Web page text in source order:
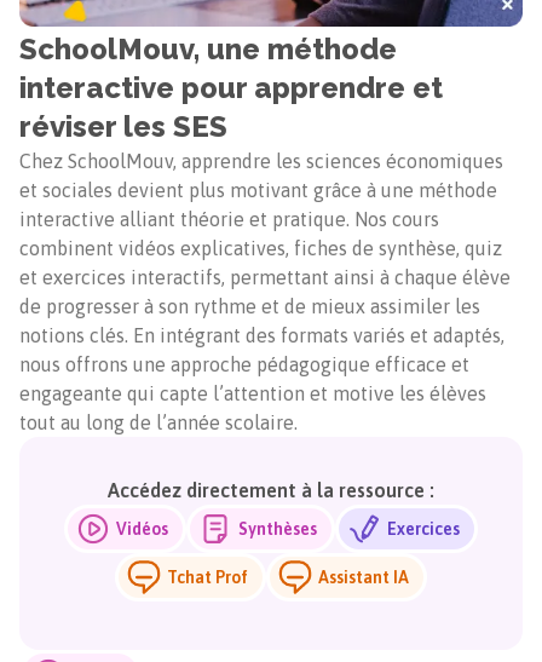
SchoolMouv, une méthode
interactive pour apprendre et
réviser les SES
Chez SchoolMouv, apprendre les sciences économiques
et sociales devient plus motivant grâce à une méthode
interactive alliant théorie et pratique. Nos cours
combinent vidéos explicatives, fiches de synthèse, quiz
et exercices interactifs, permettant ainsi à chaque élève
de progresser à son rythme et de mieux assimiler les
notions clés. En intégrant des formats variés et adaptés,
nous offrons une approche pédagogique efficace et
engageante qui capte l’attention et motive les élèves
tout au long de l’année scolaire.
Accédez directement à la ressource :
Vidéos Synthèses Exercices
Tchat Prof Assistant IA